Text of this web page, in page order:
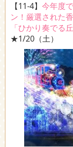
【11-4】 今年度
ン！厳選された
「ひかり奏でる丘
★1/20（土）